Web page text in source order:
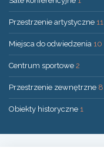
Przestrzenie artystyczne 11
Miejsca do odwiedzenia 10
Centrum sportowe 2
Przestrzenie zewnętrzne 8
Obiekty historyczne 1